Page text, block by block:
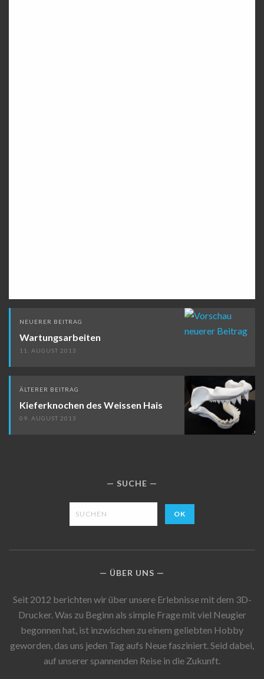
Beitragsnavigation
NEUERER BEITRAG
Wartungsarbeiten
11. AUGUST 2013
ÄLTERER BEITRAG
Kieferknochen des Weissen Hais
09. AUGUST 2013
SUCHE
ÜBER UNS
Seit 2012 berichten wir über unsere Erlebnisse mit dem 3D-
Drucker. Was zu Beginn als simple Frage mit viel Neugier
begonnen hat, ist inzwischen zu einem geliebten Hobby
geworden, das uns jeden Tag aufs Neue fasziniert. Seid dabei,
auf unserer spannenden Reise in die Zukunft.